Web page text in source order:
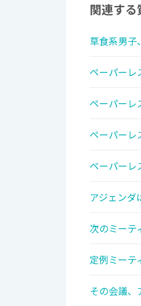
関連する
草食系男子
ペーパーレ
ペーパーレ
ペーパーレ
ペーパーレ
アジェンダ
次のミーテ
定例ミーテ
その会議、